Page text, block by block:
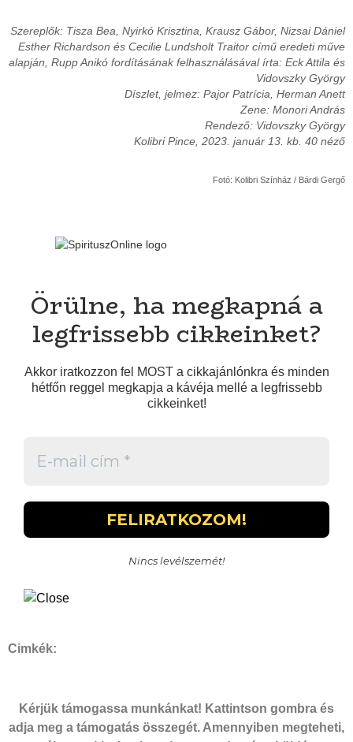
Szereplők: Tisza Bea, Nyirkó Krisztina, Krausz Gábor, Nizsai Dániel
Esther Richardson és Cecilie Lundsholt Traitor című eredeti műve
alapján, Rupp Anikó fordításának felhasználásával írta: Eck Attila és
Vidovszky György
Díszlet, jelmez: Pajor Patrícia, Herman Anett
Zene: Monori András
Rendező: Vidovszky György
Kolibri Pince, 2023. január 13. kb. 40 néző
Fotó: Kolibri Színház / Bárdi Gergő
Örülne, ha megkapná a
legfrissebb cikkeinket?
Akkor iratkozzon fel MOST a cikkajánlónkra és minden
hétfőn reggel megkapja a kávéja mellé a legfrissebb
cikkeinket!
Nincs levélszemét!
Cimkék:
Kérjük támogassa munkánkat! Kattintson gombra és
adja meg a támogatás összegét. Amennyiben megteheti,